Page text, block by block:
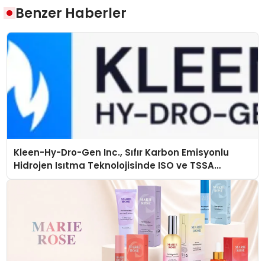
Benzer Haberler
Kleen-Hy-Dro-Gen Inc., Sıfır Karbon Emisyonlu
Hidrojen Isıtma Teknolojisinde ISO ve TSSA
Düzenleyici Onaylarını Aldı